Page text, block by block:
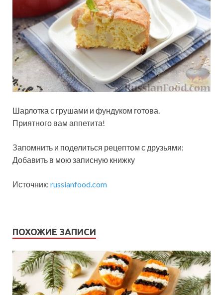
Шарлотка с грушами и фундуком готова.
Приятного вам аппетита!
Запомнить и поделиться рецептом с друзьями:
Добавить в мою записную книжку
Источник: russianfood.com
ПОХОЖИЕ ЗАПИСИ